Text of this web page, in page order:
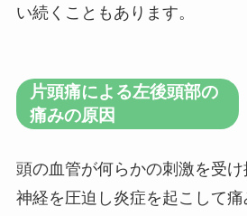
い続くこともあります。
片頭痛による左後頭部の
痛みの原因
頭の血管が何らかの刺激を受け
神経を圧迫し炎症を起こして痛